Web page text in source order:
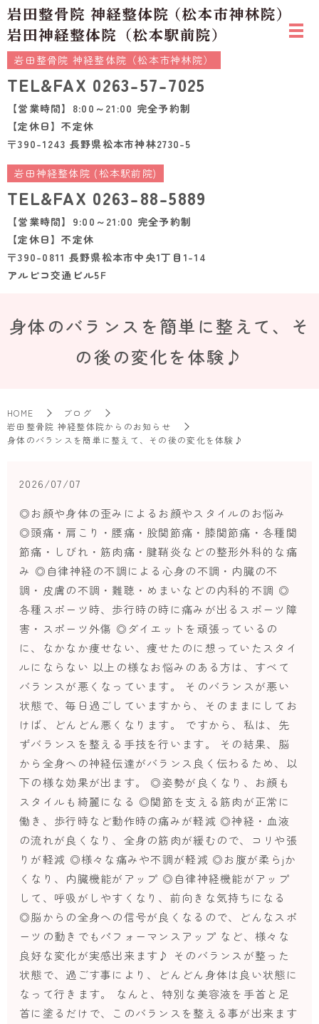
岩田整骨院 神経整体院（松本市神林院）
TEL&FAX 0263-57-7025
【営業時間】8:00～21:00 完全予約制
【定休日】不定休
〒390-1243 長野県松本市神林2730-5
岩田神経整体院 (松本駅前院)
TEL&FAX 0263-88-5889
【営業時間】9:00～21:00 完全予約制
【定休日】不定休
〒390-0811 長野県松本市中央1丁目1-14
アルピコ交通ビル5F
身体のバランスを簡単に整えて、そ
の後の変化を体験♪
HOME
ブログ
岩田整骨院 神経整体院からのお知らせ
身体のバランスを簡単に整えて、その後の変化を体験♪
2026/07/07
◎お顔や身体の歪みによるお顔やスタイルのお悩み
◎頭痛・肩こり・腰痛・股関節痛・膝関節痛・各種関
節痛・しびれ・筋肉痛・腱鞘炎などの整形外科的な痛
み ◎自律神経の不調による心身の不調・内臓の不
調・皮膚の不調・難聴・めまいなどの内科的不調 ◎
各種スポーツ時、歩行時の時に痛みが出るスポーツ障
害・スポーツ外傷 ◎ダイエットを頑張っているの
に、なかなか痩せない、痩せたのに想っていたスタイ
ルにならない 以上の様なお悩みのある方は、すべて
バランスが悪くなっています。 そのバランスが悪い
状態で、毎日過ごしていますから、そのままにしてお
けば、どんどん悪くなります。 ですから、私は、先
ずバランスを整える手技を行います。 その結果、脳
から全身への神経伝達がバランス良く伝わるため、以
下の様な効果が出ます。 ◎姿勢が良くなり、お顔も
スタイルも綺麗になる ◎関節を支える筋肉が正常に
働き、歩行時など動作時の痛みが軽減 ◎神経・血液
の流れが良くなり、全身の筋肉が緩むので、コリや張
りが軽減 ◎様々な痛みや不調が軽減 ◎お腹が柔らjか
くなり、内臓機能がアップ ◎自律神経機能がアップ
して、呼吸がしやすくなり、前向きな気持ちになる
◎脳からの全身への信号が良くなるので、どんなスポ
ーツの動きでもパフォーマンスアップ など、様々な
良好な変化が実感出来ます♪ そのバランスが整った
状態で、過ごす事により、どんどん身体は良い状態に
なって行きます。 なんと、特別な美容液を手首と足
首に塗るだけで、このバランスを整える事が出来ます